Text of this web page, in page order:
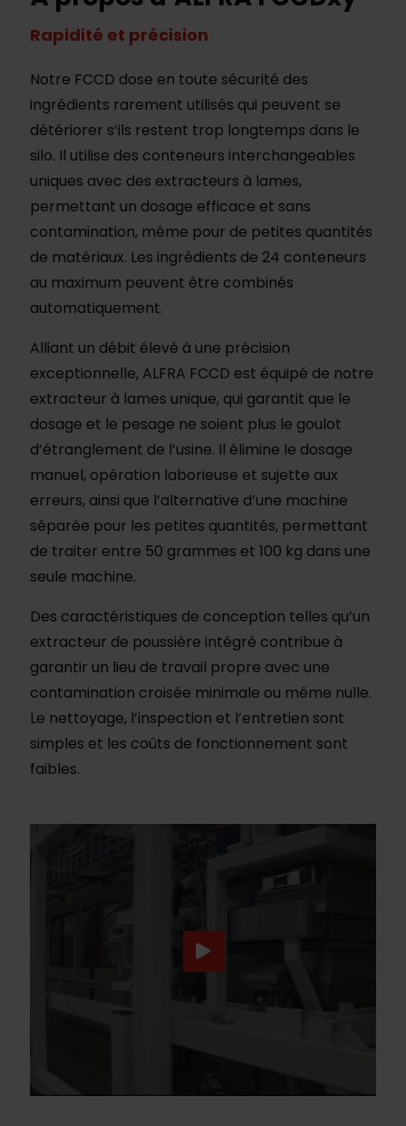
Rapidité et précision
Notre FCCD dose en toute sécurité des
ingrédients rarement utilisés qui peuvent se
détériorer s’ils restent trop longtemps dans le
silo. Il utilise des conteneurs interchangeables
uniques avec des extracteurs à lames,
permettant un dosage efficace et sans
contamination, même pour de petites quantités
de matériaux. Les ingrédients de 24 conteneurs
au maximum peuvent être combinés
automatiquement.
Alliant un débit élevé à une précision
exceptionnelle, ALFRA FCCD est équipé de notre
extracteur à lames unique, qui garantit que le
dosage et le pesage ne soient plus le goulot
d’étranglement de l’usine. Il élimine le dosage
manuel, opération laborieuse et sujette aux
erreurs, ainsi que l’alternative d’une machine
séparée pour les petites quantités, permettant
de traiter entre 50 grammes et 100 kg dans une
seule machine.
Des caractéristiques de conception telles qu’un
extracteur de poussière intégré contribue à
garantir un lieu de travail propre avec une
contamination croisée minimale ou même nulle.
Le nettoyage, l’inspection et l’entretien sont
simples et les coûts de fonctionnement sont
faibles.